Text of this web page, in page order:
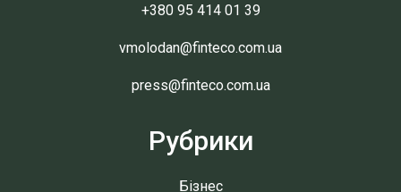
+380 95 414 01 39
vmolodan@finteco.com.ua
press@finteco.com.ua
Рубрики
Бізнес